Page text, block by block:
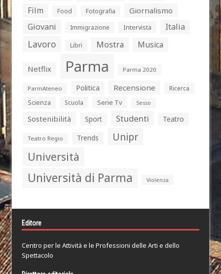
Film Food Fotografia Giornalismo
Giovani Immigrazione Intervista Italia
Lavoro Libri Mostra Musica
Netflix Parma Parma 2020
ParmAteneo Politica Recensione
Ricerca
Scienza
Scuola Serie Tv Sesso
Sostenibilità Sport Studenti Teatro
Teatro Regio Trends Unipr
Università
Università di Parma Violenza
Editore
Centro per le Attività e le Professioni delle Arti e dello
Spettacolo